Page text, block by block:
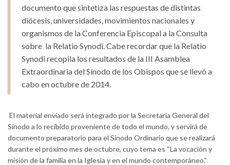
documento que sintetiza las respuestas de distintas
diócesis, universidades, movimientos nacionales y
organismos de la Conferencia Episcopal a la Consulta
sobre la Relatio Synodi. Cabe recordar que la Relatio
Synodi recopila los resultados de la III Asamblea
Extraordinaria del Sínodo de los Obispos que se llevó a
cabo en octubre de 2014.
El material enviado será integrado por la Secretaria General del
Sínodo a lo recibido proveniente de todo el mundo, y servirá de
documento preparatorio para el Sínodo Ordinario que se realizará
durante el próximo mes de octubre, cuyo tema es “La vocación y
misión de la familia en la Iglesia y en el mundo contemporáneo.”